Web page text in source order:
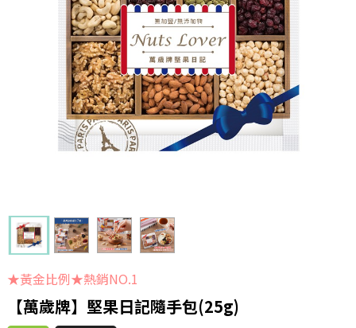
★黃金比例★熱銷NO.1
【萬歲牌】堅果日記隨手包(25g)